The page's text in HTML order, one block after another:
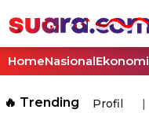
HomeNasionalEkonomi
🔥 Trending Profil